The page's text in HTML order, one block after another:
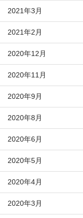
2021年3月
2021年2月
2020年12月
2020年11月
2020年9月
2020年8月
2020年6月
2020年5月
2020年4月
2020年3月